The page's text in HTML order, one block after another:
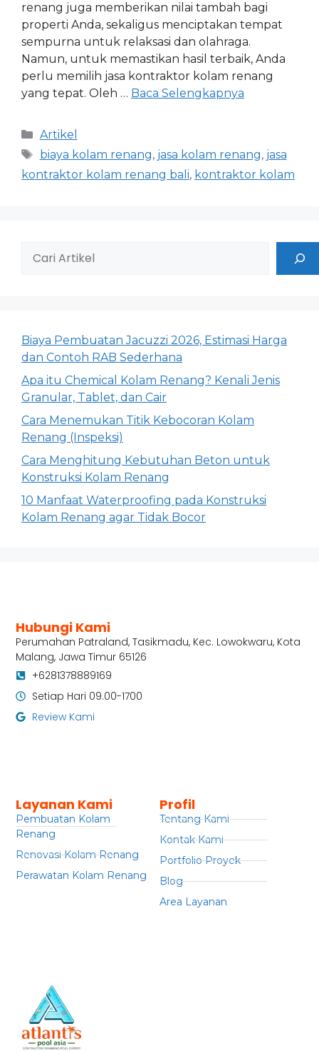
renang juga memberikan nilai tambah bagi
properti Anda, sekaligus menciptakan tempat
sempurna untuk relaksasi dan olahraga.
Namun, untuk memastikan hasil terbaik, Anda
perlu memilih jasa kontraktor kolam renang
yang tepat. Oleh … Baca Selengkapnya
Artikel
biaya kolam renang, jasa kolam renang, jasa
kontraktor kolam renang bali, kontraktor kolam
Biaya Pembuatan Jacuzzi 2026, Estimasi Harga
dan Contoh RAB Sederhana
Apa itu Chemical Kolam Renang? Kenali Jenis
Granular, Tablet, dan Cair
Cara Menemukan Titik Kebocoran Kolam
Renang (Inspeksi)
Cara Menghitung Kebutuhan Beton untuk
Konstruksi Kolam Renang
10 Manfaat Waterproofing pada Konstruksi
Kolam Renang agar Tidak Bocor
Profil
Tentang Kami
Kontak Kami
Portfolio Proyek
Blog
Area Layanan
Layanan Kami
Pembuatan Kolam
Renang
Renovasi Kolam Renang
Perawatan Kolam Renang
Hubungi Kami
Perumahan Patraland, Tasikmadu, Kec. Lowokwaru, Kota
Malang, Jawa Timur 65126
+6281378889169
Setiap Hari 09.00-1700
Review Kami